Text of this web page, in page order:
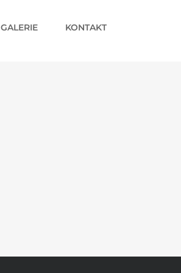
GALERIE KONTAKT